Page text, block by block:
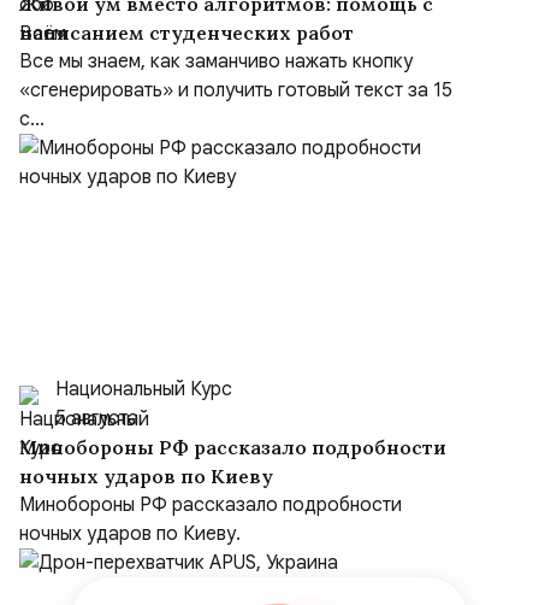
написанием студенческих работ
Все мы знаем, как заманчиво нажать кнопку
«сгенерировать» и получить готовый текст за 15
с...
Национальный Курс
5 августа
Минобороны РФ рассказало подробности
ночных ударов по Киеву
Минобороны РФ рассказало подробности
ночных ударов по Киеву.